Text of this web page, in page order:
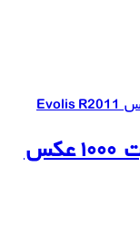
فیلم و ریبون دستگاه چاپ کارت ۱۰۰۰ عکس